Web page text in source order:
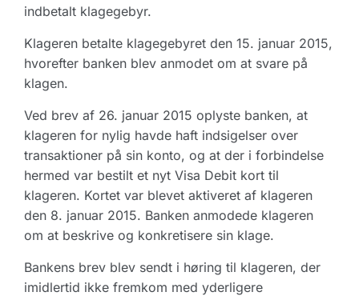
indbetalt klagegebyr.
Klageren betalte klagegebyret den 15. januar 2015,
hvorefter banken blev anmodet om at svare på
klagen.
Ved brev af 26. januar 2015 oplyste banken, at
klageren for nylig havde haft indsigelser over
transaktioner på sin konto, og at der i forbindelse
hermed var bestilt et nyt Visa Debit kort til
klageren. Kortet var blevet aktiveret af klageren
den 8. januar 2015. Banken anmodede klageren
om at beskrive og konkretisere sin klage.
Bankens brev blev sendt i høring til klageren, der
imidlertid ikke fremkom med yderligere